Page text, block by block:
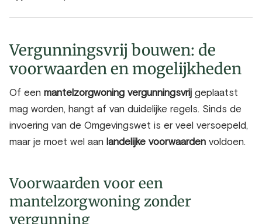
Vergunningsvrij bouwen: de
voorwaarden en mogelijkheden
Of een mantelzorgwoning vergunningsvrij geplaatst
mag worden, hangt af van duidelijke regels. Sinds de
invoering van de Omgevingswet is er veel versoepeld,
maar je moet wel aan landelijke voorwaarden voldoen.
Voorwaarden voor een
mantelzorgwoning zonder
vergunning